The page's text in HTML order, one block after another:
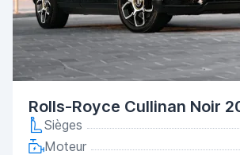
Rolls-Royce Cullinan Noir
Sièges
Moteur